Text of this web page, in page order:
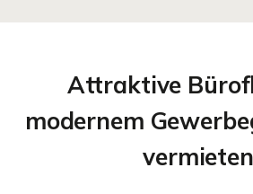
Attraktive
modernem